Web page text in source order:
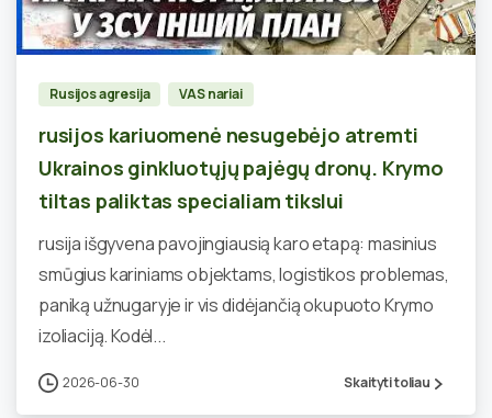
0
Rusijos agresija VAS nariai
rusijos kariuomenė nesugebėjo atremti
Ukrainos ginkluotųjų pajėgų dronų. Krymo
tiltas paliktas specialiam tikslui
rusija išgyvena pavojingiausią karo etapą: masinius
smūgius kariniams objektams, logistikos problemas,
paniką užnugaryje ir vis didėjančią okupuoto Krymo
izoliaciją. Kodėl...
2026-06-30 Skaityti toliau